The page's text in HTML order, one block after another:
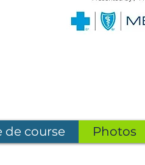
de course Photos